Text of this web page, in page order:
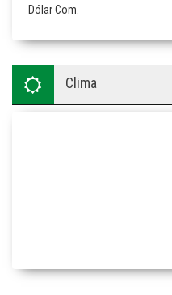
Dólar Com.
Clima